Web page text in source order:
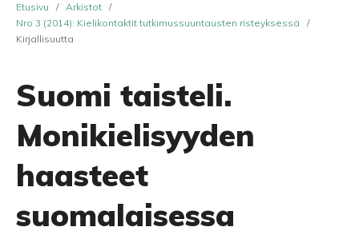
Etusivu / Arkistot /
Nro 3 (2014): Kielikontaktit tutkimussuuntausten risteyksessä
/
Kirjallisuutta
Suomi taisteli.
Monikielisyyden
haasteet
suomalaisessa